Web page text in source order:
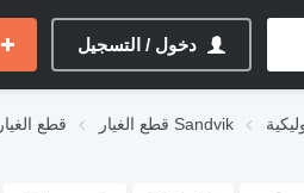
دخول / التسجيل
قطع الغيار قطع الغيار Sandvik